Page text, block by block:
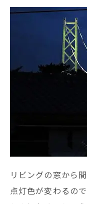
リビングの窓から
点灯色が変わるの